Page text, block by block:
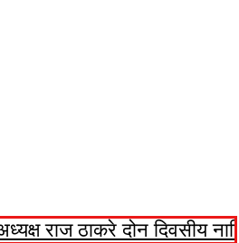
राज ठाकरे दोन दिवसीय